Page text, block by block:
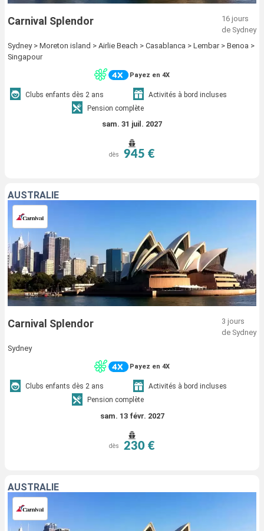
Carnival Splendor
16 jours
de Sydney
Sydney > Moreton island > Airlie Beach > Casablanca > Lembar > Benoa >
Singapour
Payez en 4X
Clubs enfants dès 2 ans
Activités à bord incluses
Pension complète
sam. 31 juil. 2027
dès 945 €
AUSTRALIE
Carnival Splendor
3 jours
de Sydney
Sydney
Payez en 4X
Clubs enfants dès 2 ans
Activités à bord incluses
Pension complète
sam. 13 févr. 2027
dès 230 €
AUSTRALIE